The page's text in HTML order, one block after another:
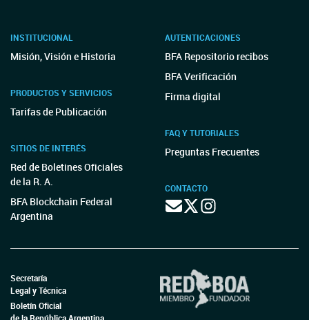
INSTITUCIONAL
Misión, Visión e Historia
PRODUCTOS Y SERVICIOS
Tarifas de Publicación
SITIOS DE INTERÉS
Red de Boletines Oficiales
de la R. A.
BFA Blockchain Federal
Argentina
AUTENTICACIONES
BFA Repositorio recibos
BFA Verificación
Firma digital
FAQ Y TUTORIALES
Preguntas Frecuentes
CONTACTO
Secretaría
Legal y Técnica
Boletín Oficial
de la República Argentina